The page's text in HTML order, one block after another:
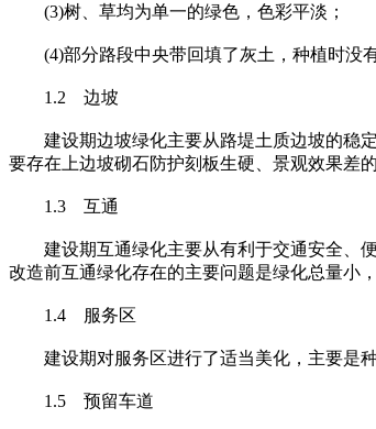
(3)树、草均为单一的绿色，色彩平淡；
(4)部分路段中央带回填了灰土，种植时没有
1.2 边坡
建设期边坡绿化主要从路堤土质边坡的稳定
要存在上边坡砌石防护刻板生硬、景观效果差的
1.3 互通
建设期互通绿化主要从有利于交通安全、便
改造前互通绿化存在的主要问题是绿化总量小
1.4 服务区
建设期对服务区进行了适当美化，主要是种
1.5 预留车道